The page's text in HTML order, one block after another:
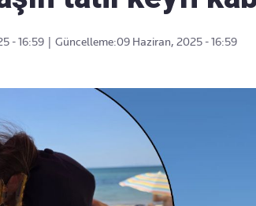
- 16:59 Güncelleme:09 Haziran, 2025 - 16:59